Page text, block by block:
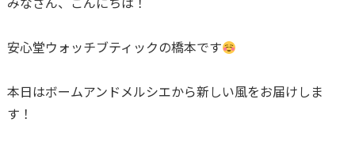
安心堂ウォッチブティックの橋本です
本日はボームアンドメルシエから新しい風をお届けしま
す！